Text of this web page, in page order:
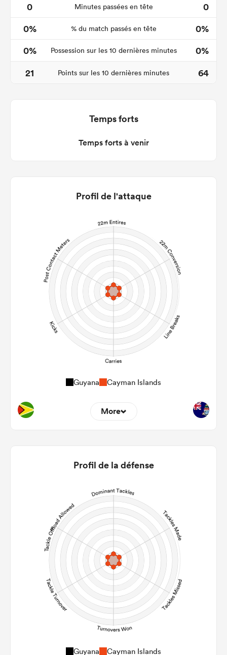
0
Minutes passées en tête
0
0%
% du match passés en tête
0%
0%
Possession sur les 10 dernières minutes
0%
21
Points sur les 10 dernières minutes 64
Temps forts
Temps forts à venir
Profil de l'attaque
Guyana Cayman Islands
More
22m Conversion
Carries
Kicks
Post Contact Meters
Profil de la défense
Guyana Cayman Islands